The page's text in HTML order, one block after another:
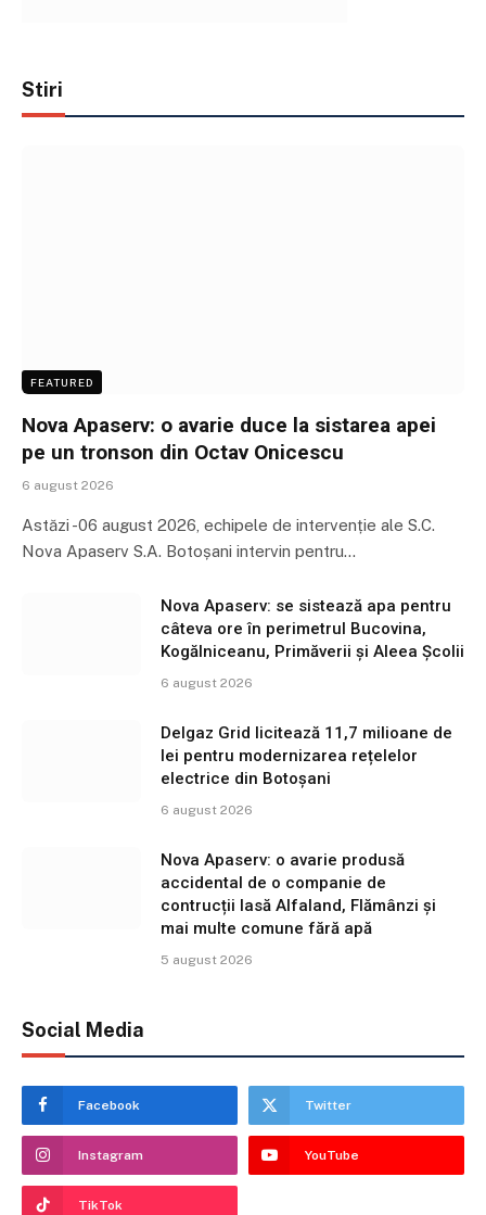
Stiri
FEATURED
Nova Apaserv: o avarie duce la sistarea apei
pe un tronson din Octav Onicescu
6 august 2026
Astăzi -06 august 2026, echipele de intervenție ale S.C.
Nova Apaserv S.A. Botoșani intervin pentru…
Nova Apaserv: se sistează apa pentru
câteva ore în perimetrul Bucovina,
Kogălniceanu, Primăverii și Aleea Școlii
6 august 2026
Delgaz Grid licitează 11,7 milioane de
lei pentru modernizarea rețelelor
electrice din Botoșani
6 august 2026
Nova Apaserv: o avarie produsă
accidental de o companie de
contrucții lasă Alfaland, Flămânzi și
mai multe comune fără apă
5 august 2026
Social Media
Facebook Twitter
Instagram YouTube
TikTok